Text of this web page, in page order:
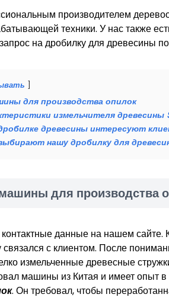
производителем
техники. У нас также
на дробилку для древесины
для производства опилок
измельчителя древесины
древесины интересуют
нашу дробилку для
для производства
данные на нашем
с клиентом. После
измельченные древесные
машины из Китая и имеет опыт
. Он требовал, чтобы